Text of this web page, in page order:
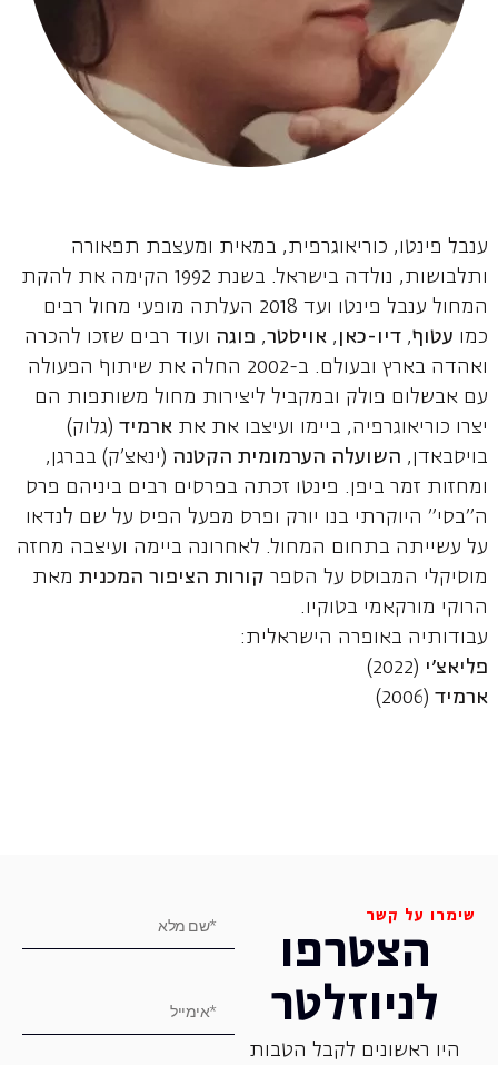
ענבל פינטו, כוריאוגרפית, במאית ומעצבת תפאורה
ותלבושות, נולדה בישראל. בשנת 1992 הקימה את להקת
המחול ענבל פינטו ועד 2018 העלתה מופעי מחול רבים
כמו עטוף, דיו-כאן , אויסטר, פוגה ועוד רבים שזכו להכרה
ואהדה בארץ ובעולם. ב-2002 החלה את שיתוף הפעולה
עם אבשלום פולק ובמקביל ליצירות מחול משותפות הם
יצרו כוריאוגרפיה, ביימו ועיצבו את את ארמיד (גלוק)
בויסבאדן, השועלה הערמומית הקטנה (ינאצ'ק) בברגן,
ומחזות זמר ביפן. פינטו זכתה בפרסים רבים ביניהם פרס
ה"בסי" היוקרתי בנו יורק ופרס מפעל הפיס על שם לנדאו
על עשייתה בתחום המחול. לאחרונה ביימה ועיצבה מחזה
מוסיקלי המבוסס על הספר קורות הציפור המכניתמאת
הרוקי מורקאמי בטוקיו.
עבודותיה באופרה הישראלית:
פליאצ'י (2022)
ארמיד(2006)
שימרו על קשר
הצטרפו
לניוזלטר
היו ראשונים לקבל הטבות